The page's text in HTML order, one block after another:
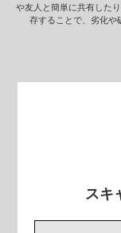
や友人と簡単に共有した
存することで、劣化や
スキ